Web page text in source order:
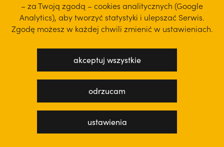
regulamin serwisu
– za Twoją zgodą – cookies analitycznych (Google
Analytics), abytworzyć statystyki i ulepszać Serwis.
Zgodę możesz w każdej chwili zmienić w ustawieniach.
akceptuj wszystkie
odrzucam
ustawienia